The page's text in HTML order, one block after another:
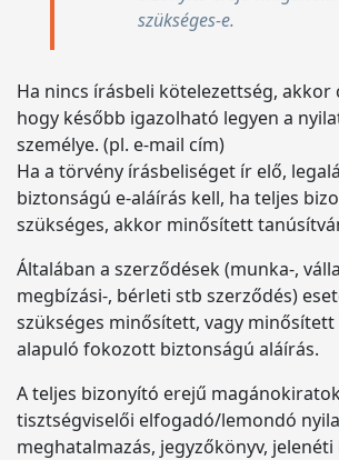
szükséges-e.
Ha nincs írásbeli kötelezettség, akkor
hogy később igazolható legyen a
személye. (pl. e-mail cím)
Ha a törvény írásbeliséget ír elő,
biztonságú e-aláírás kell, ha teljes
szükséges, akkor minősített
Általában a szerződések (munka-,
megbízási-, bérleti stb szerződés)
szükséges minősített, vagy
alapuló fokozott biztonságú aláírás.
A teljes bizonyító erejű
tisztségviselői elfogadó/lemondó
meghatalmazás, jegyzőkönyv, jelenéti